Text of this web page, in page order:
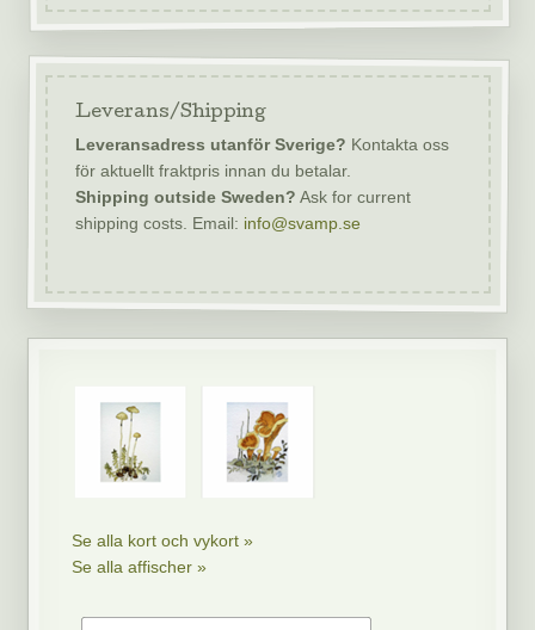
Leverans/Shipping
Leveransadress utanför Sverige? Kontakta oss
för aktuellt fraktpris innan du betalar.
Shipping outside Sweden? Ask for current
shipping costs. Email: info@svamp.se
Se alla kort och vykort »
Se alla affischer »